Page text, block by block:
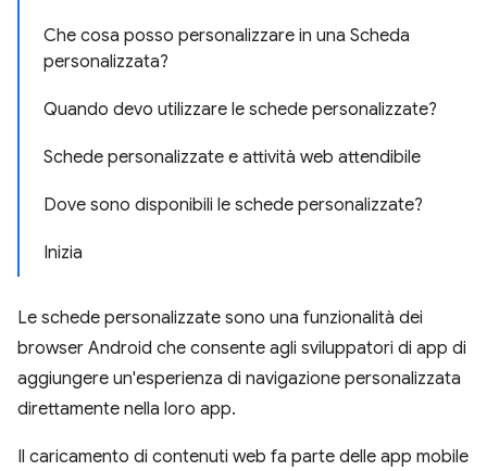
Che cosa posso personalizzare in una Scheda
personalizzata?
Quando devo utilizzare le schede personalizzate?
Schede personalizzate e attività web attendibile
Dove sono disponibili le schede personalizzate?
Inizia
Le schede personalizzate sono una funzionalità dei
browser Android che consente agli sviluppatori di app di
aggiungere un'esperienza di navigazione personalizzata
direttamente nella loro app.
Il caricamento di contenuti web fa parte delle app mobile